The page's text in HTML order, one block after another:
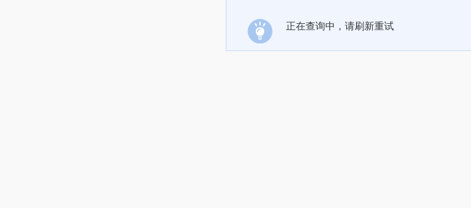
正在查询中，请刷新重试